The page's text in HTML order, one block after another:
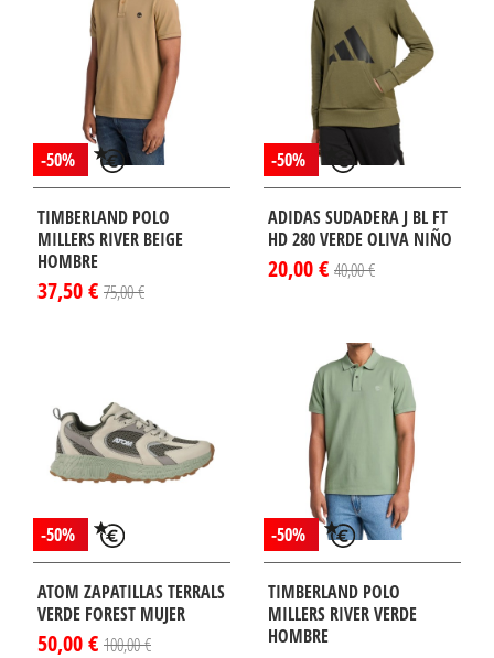
-50%
TIMBERLAND POLO
MILLERS RIVER BEIGE
HOMBRE
37,50 € 75,00 €
-50%
ADIDAS SUDADERA J BL FT
HD 280 VERDE OLIVA NIÑO
20,00 € 40,00 €
-50%
ATOM ZAPATILLAS TERRALS
VERDE FOREST MUJER
50,00 € 100,00 €
-50%
TIMBERLAND POLO
MILLERS RIVER VERDE
HOMBRE